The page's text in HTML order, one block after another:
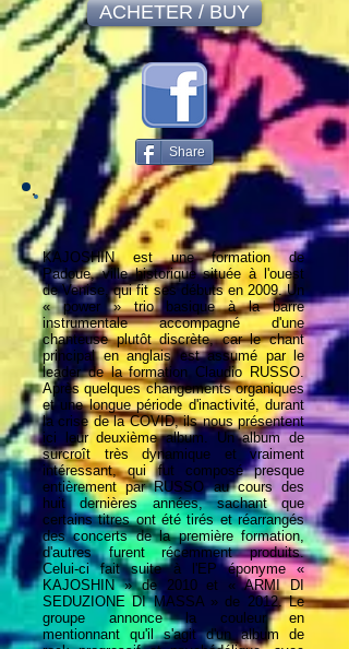
ACHETER / BUY
Share
KAJOSHIN est une formation de
Padoue, ville historique située à l'ouest
de Venise, qui fit ses débuts en 2009. Un
« power » trio basique à la barre
instrumentale accompagné d'une
chanteuse plutôt discrète, car le chant
principal en anglais est assumé par le
leader de la formation Claudio RUSSO.
Après quelques changements organiques
et une longue période d'inactivité, durant
la crise de la COVID, ils nous présentent
ici leur deuxième album. Un album de
surcroît très dynamique et vraiment
intéressant, qui fut composé presque
entièrement par RUSSO au cours des
huit dernières années, sachant que
certains titres ont été tirés et réarrangés
des concerts de la première formation,
d'autres furent récemment produits.
Celui-ci fait suite à l'EP éponyme «
KAJOSHIN » de 2010 et « ARMI DI
SEDUZIONE DI MASSA » de 2012. Le
groupe annonce la couleur en
mentionnant qu'il s'agit d'un album de